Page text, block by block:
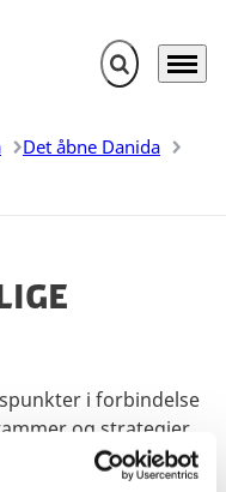
Fold søgefelt
Menu
Det åbne Danida
i forbindelse
og strategier.